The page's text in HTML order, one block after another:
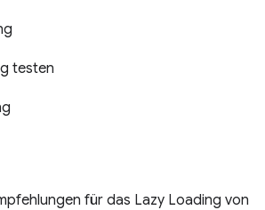
testen
für das Lazy Loading von